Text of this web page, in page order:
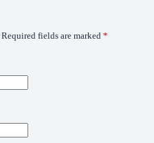
Required fields are marked *